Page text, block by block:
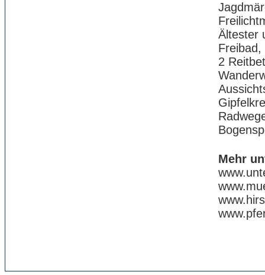
Ältester
Freibad,
2
Mehr